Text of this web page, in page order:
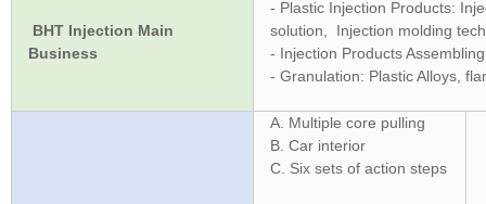
BHT Injection Main
Business
- Plastic Injection Products:
solution, Injection molding
- Injection Products
- Granulation: Plastic Alloys,
A. Multiple core pulling
B. Car interior
C. Six sets of action steps